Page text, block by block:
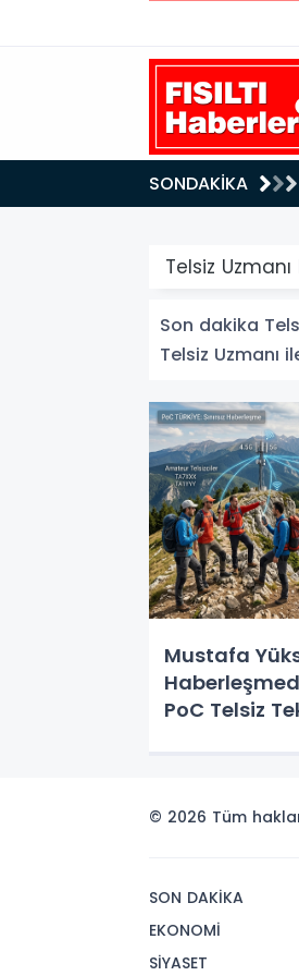
SONDAKİKA
Telsiz
Son dakika
Telsiz Uzmanı
Mustafa
PoC Telsiz
© 2026 Tüm
SON DAKİKA
EKONOMİ
SİYASET